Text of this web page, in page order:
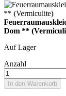
Dom **
Auf Lager
Anzahl
In den Warenkorb